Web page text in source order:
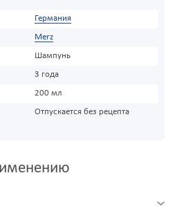
Германия
Merz
Шампунь
3 года
200 мл
Отпускается без рецепта